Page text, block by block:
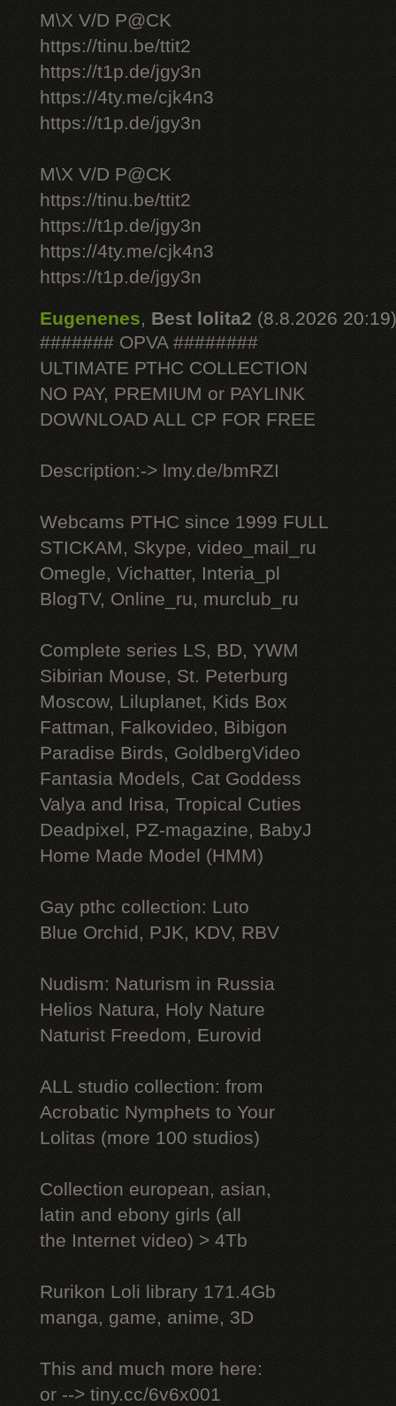
M\X V/D P@CK
https://tinu.be/ttit2
https://t1p.de/jgy3n
https://4ty.me/cjk4n3
https://t1p.de/jgy3n
M\X V/D P@CK
https://tinu.be/ttit2
https://t1p.de/jgy3n
https://4ty.me/cjk4n3
https://t1p.de/jgy3n
Eugenenes, Best lolita2 (8.8.2026 20:19)
####### OPVA ########
ULTIMATE РТНС COLLECTION
NO PAY, PREMIUM or PAYLINK
DOWNLOAD ALL СР FOR FREE
Description:-> lmy.de/bmRZI
Webcams РТНС since 1999 FULL
STICKAM, Skype, video_mail_ru
Omegle, Vichatter, Interia_pl
BlogTV, Online_ru, murclub_ru
Complete series LS, BD, YWM
Sibirian Mouse, St. Peterburg
Moscow, Liluplanet, Kids Box
Fattman, Falkovideo, Bibigon
Paradise Birds, GoldbergVideo
Fantasia Models, Cat Goddess
Valya and Irisa, Tropical Cuties
Deadpixel, PZ-magazine, BabyJ
Home Made Model (HMM)
Gay рthс collection: Luto
Blue Orchid, PJK, KDV, RBV
Nudism: Naturism in Russia
Helios Natura, Holy Nature
Naturist Freedom, Eurovid
ALL studio collection: from
Acrobatic Nymрhеts to Your
Lоlitаs (more 100 studios)
Collection european, asian,
latin and ebony girls (all
the Internet video) > 4Tb
Rurikon Lоli library 171.4Gb
manga, game, anime, 3D
This and much more here:
or --> tiny.cc/6v6x001